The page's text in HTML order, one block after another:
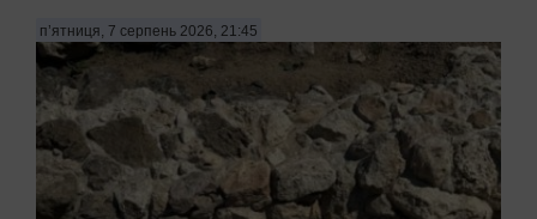
п’ятниця, 7 серпень 2026, 21:45